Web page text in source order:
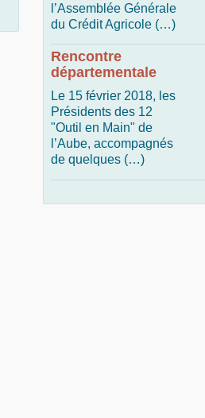
l’Assemblée Générale
du Crédit Agricole (…)
Rencontre
départementale
Le 15 février 2018, les
Présidents des 12
"Outil en Main" de
l’Aube, accompagnés
de quelques (…)